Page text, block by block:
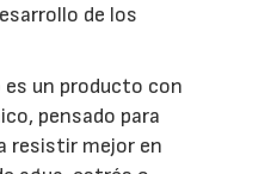
de los
es un producto con
pensado para
resistir mejor en